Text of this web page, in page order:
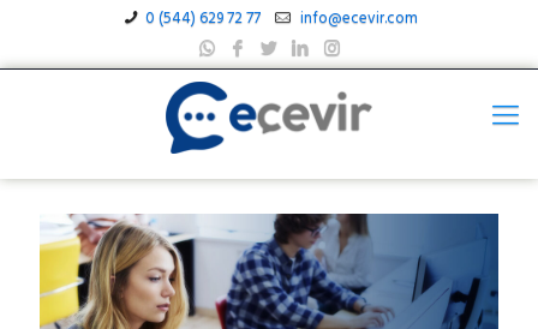
0 (544) 629 72 77 info@ecevir.com